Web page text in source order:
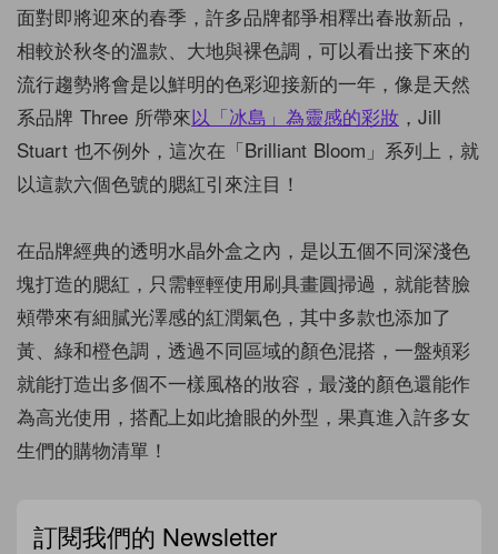
面對即將迎來的春季，許多品牌都爭相釋出春妝新品，
相較於秋冬的溫款、大地與裸色調，可以看出接下來的
流行趨勢將會是以鮮明的色彩迎接新的一年，像是天然
系品牌 Three 所帶來以「冰島」為靈感的彩妝 ，Jill
Stuart 也不例外，這次在「Brilliant Bloom」系列上，就
以這款六個色號的腮紅引來注目！
在品牌經典的透明水晶外盒之內，是以五個不同深淺色
塊打造的腮紅，只需輕輕使用刷具畫圓掃過，就能替臉
頰帶來有細膩光澤感的紅潤氣色，其中多款也添加了
黃、綠和橙色調，透過不同區域的顏色混搭，一盤頰彩
就能打造出多個不一樣風格的妝容，最淺的顏色還能作
為高光使用，搭配上如此搶眼的外型，果真進入許多女
生們的購物清單！
訂閱我們的 Newsletter